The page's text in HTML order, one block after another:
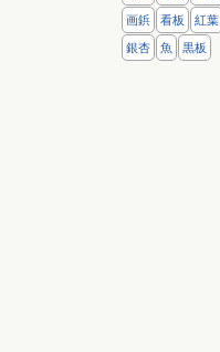
画鋲 看板 紅葉
銀杏 魚 黒板